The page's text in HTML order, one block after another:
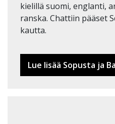
kielillä suomi, englanti,
ranska. Chattiin pääset
kautta.
Lue lisää Sopusta ja